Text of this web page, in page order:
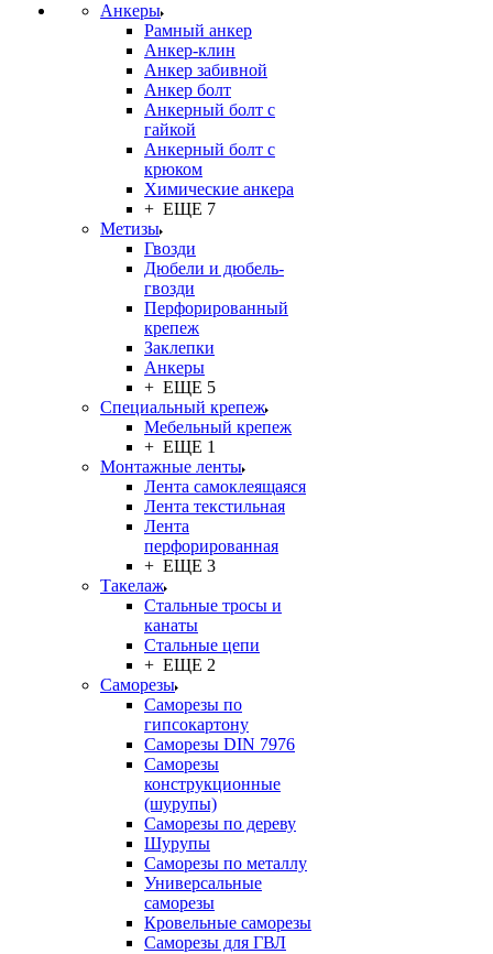
Анкеры
Рамный анкер
Анкер-клин
Анкер забивной
Анкер болт
Анкерный болт с
гайкой
Анкерный болт с
крюком
Химические анкера
+ ЕЩЕ 7
Метизы
Гвозди
Дюбели и дюбель-
гвозди
Перфорированный
крепеж
Заклепки
Анкеры
+ ЕЩЕ 5
Специальный крепеж
Мебельный крепеж
+ ЕЩЕ 1
Монтажные ленты
Лента самоклеящаяся
Лента текстильная
Лента
перфорированная
+ ЕЩЕ 3
Такелаж
Стальные тросы и
канаты
Стальные цепи
+ ЕЩЕ 2
Саморезы
Саморезы по
гипсокартону
Саморезы DIN 7976
Саморезы
конструкционные
(шурупы)
Саморезы по дереву
Шурупы
Саморезы по металлу
Универсальные
саморезы
Кровельные саморезы
Саморезы для ГВЛ